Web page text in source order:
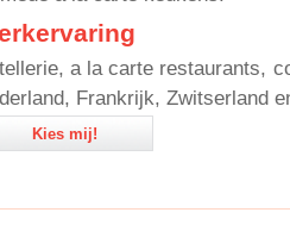
a la carte restaurants,
Frankrijk, Zwitserland
Kies mij!